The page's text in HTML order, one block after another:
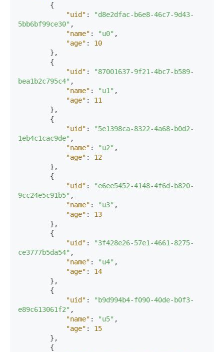
{
"uid" :
"d8e2dfac-b6e8-46c7-9d43-
5bb6bf99ce30" ,
"name" : "u0" ,
"age" :
10
} ,
{
"uid" :
"87001637-9f21-4bc7-b589-
bea1b2c795c4" ,
"name" : "u1" ,
"age" :
11
} ,
{
"uid" :
"5e1398ca-8322-4a68-b0d2-
1eb4c1cac9de" ,
"name" : "u2" ,
"age" :
12
} ,
{
"uid" :
"e6ee5452-4148-4f6d-b820-
9cc24e5c91b5" ,
"name" : "u3" ,
"age" :
13
} ,
{
"uid" :
"3f428e26-57e1-4661-8275-
ce3777b5da54" ,
"name" : "u4" ,
"age" :
14
} ,
{
"uid" :
"b9d994b4-f090-40de-b0f3-
e89c613061f2" ,
"name" : "u5" ,
"age" :
15
} ,
{